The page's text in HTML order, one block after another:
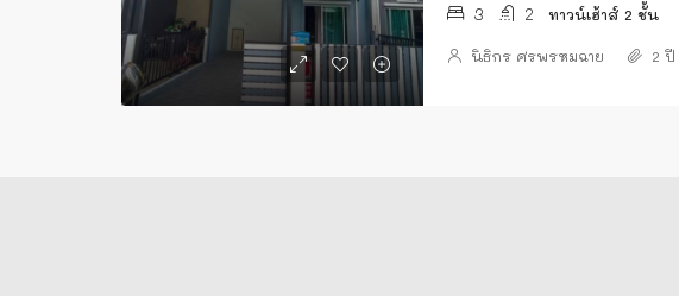
3 2 ทาวน์เฮ้าส์ 2 ชั้น
นิธิกร ศรพรหมฉาย 2 ปี